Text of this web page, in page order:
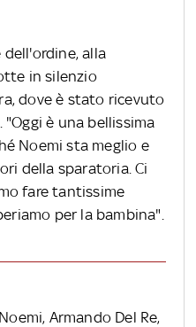
alla
in silenzio
dove è stato ricevuto
è una bellissima
Noemi sta meglio e
della sparatoria. Ci
fare tantissime
per la bambina".
Armando Del Re,